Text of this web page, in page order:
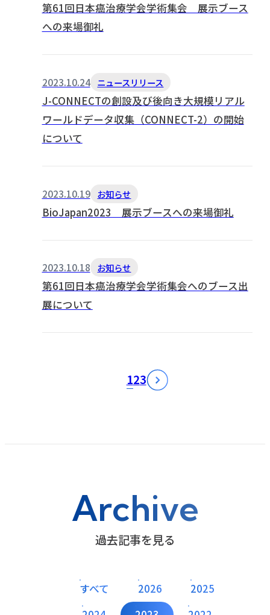
第61回日本癌治療学会学術集会 展示ブース
への来場御礼
2023.10.24 ニュースリリース
J-CONNECTの創設及び後向き大規模リアル
ワールドデータ収集（CONNECT-2）の開始
について
2023.10.19 お知らせ
BioJapan2023 展示ブースへの来場御礼
2023.10.18 お知らせ
第61回日本癌治療学会学術集会へのブース出
展について
123
Archive
過去記事を見る
すべて 2026
2025